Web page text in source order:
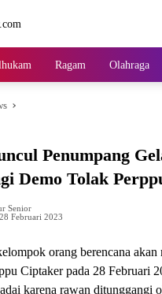
Ragam Olahraga
Penumpang
Demo Tolak
Senior
Februari 2023
orang berencana
Ciptaker pada 28 Februari
karena rawan ditunggangi